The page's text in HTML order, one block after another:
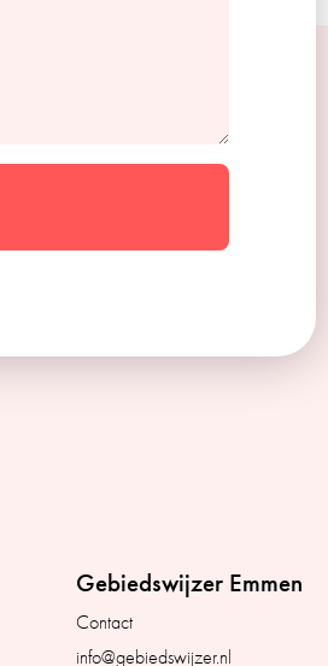
Gebiedswijzer Emmen
Contact
info@gebiedswijzer.nl